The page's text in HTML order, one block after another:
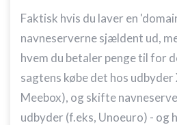
Faktisk hvis du laver en
navneserverne sjældent ud,
hvem du betaler penge til for
sagtens købe det hos
Meebox), og skifte
udbyder (f.eks, Unoeuro) - og
indhold
IAB Special Features:
Bruge præcise geografiske
placeringsoplysninger
Identificere enheder baseret på
anmodede oplysninger